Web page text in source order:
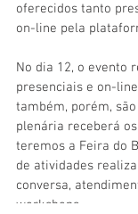
oferecidos tanto
on-line pela
No dia 12, o evento
presenciais e on-
também, porém,
plenária receberá
teremos a Feira do
de atividades
conversa,
workshops.